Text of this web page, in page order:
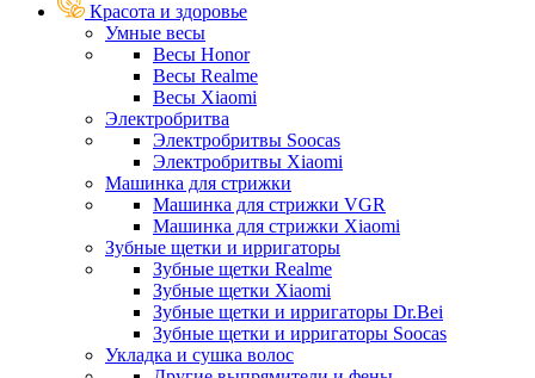
Красота и здоровье
Умные весы
Весы Honor
Весы Realme
Весы Xiaomi
Электробритва
Электробритвы Soocas
Электробритвы Xiaomi
Машинка для стрижки
Машинка для стрижки VGR
Машинка для стрижки Xiaomi
Зубные щетки и ирригаторы
Зубные щетки Realme
Зубные щетки Xiaomi
Зубные щетки и ирригаторы Dr.Bei
Зубные щетки и ирригаторы Soocas
Укладка и сушка волос